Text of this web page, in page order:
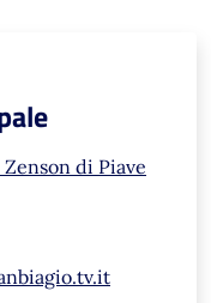
Zenson di Piave